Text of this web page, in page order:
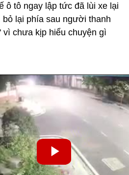
ô tô ngay lập tức đã lùi xe lại
bỏ lại phía sau người thanh
vì chưa kịp hiểu chuyện gì